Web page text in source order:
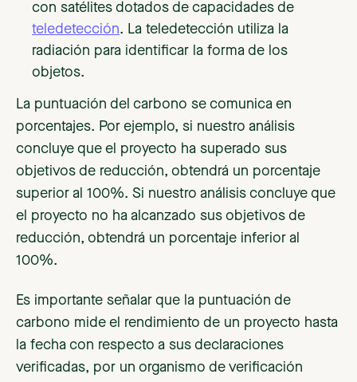
con satélites dotados de capacidades de
teledetección. La teledetección utiliza la
radiación para identificar la forma de los
objetos.
La puntuación del carbono se comunica en
porcentajes. Por ejemplo, si nuestro análisis
concluye que el proyecto ha superado sus
objetivos de reducción, obtendrá un porcentaje
superior al 100%. Si nuestro análisis concluye que
el proyecto no ha alcanzado sus objetivos de
reducción, obtendrá un porcentaje inferior al
100%.
Es importante señalar que la puntuación de
carbono mide el rendimiento de un proyecto hasta
la fecha con respecto a sus declaraciones
verificadas, por un organismo de verificación